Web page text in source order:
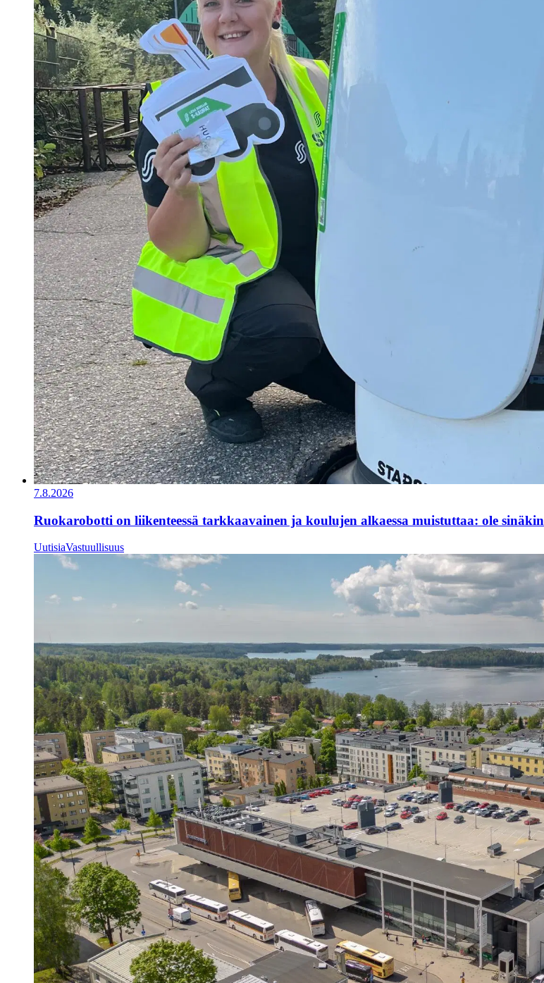
7.8.2026
Ruokarobotti on liikenteessä tarkkaavainen ja koulujen alkaessa muistuttaa: ole sinäkin
UutisiaVastuullisuus